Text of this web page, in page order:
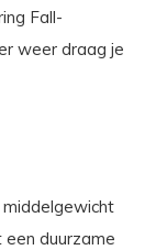
Fall-
weer draag je
duurzame